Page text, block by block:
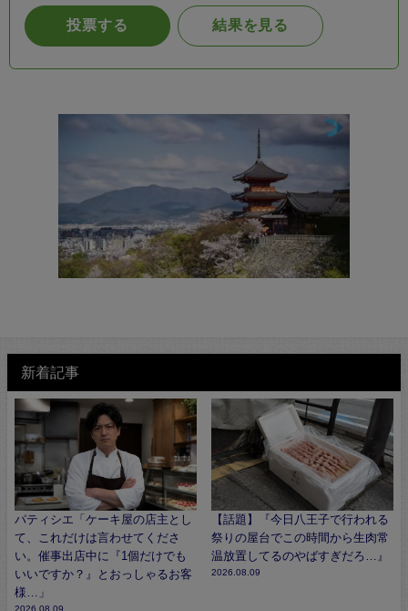
新着記事
パティシエ「ケーキ屋の店主とし
て、これだけは言わせてくださ
い。催事出店中に『1個だけでも
いいですか？』とおっしゃるお客
様…」
2026.08.09
【話題】『今日八王子で行われる
祭りの屋台でこの時間から生肉常
温放置してるのやばすぎだろ…』
2026.08.09